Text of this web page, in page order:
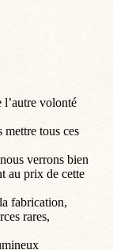
l’autre volonté
tous ces
verrons bien
au prix de cette
fabrication,
rares,